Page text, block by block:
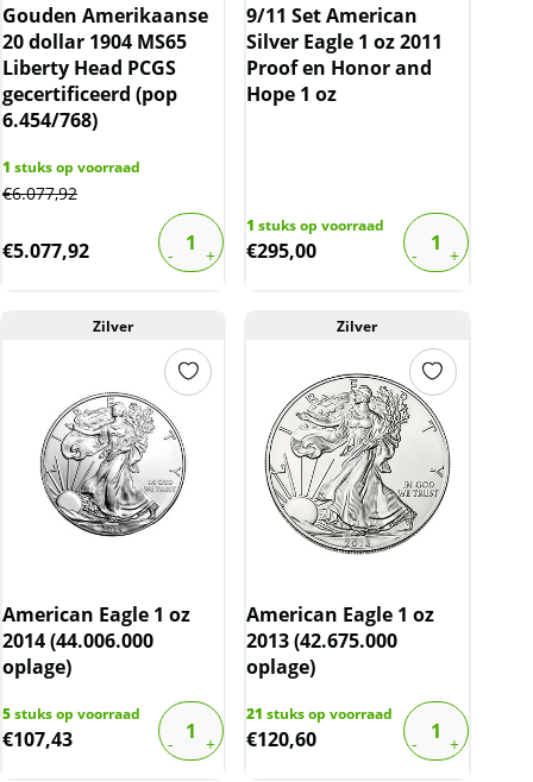
Gouden Amerikaanse
20 dollar 1904 MS65
Liberty Head PCGS
gecertificeerd (pop
6.454/768)
1 stuks op voorraad
€6.077,92
€5.077,92
9/11 Set American
Silver Eagle 1 oz 2011
Proof en Honor and
Hope 1 oz
1 stuks op voorraad
€295,00
Zilver
American Eagle 1 oz
2014 (44.006.000
oplage)
5stuks op voorraad
€107,43
Zilver
American Eagle 1 oz
2013 (42.675.000
oplage)
21 stuks op voorraad
€120,60